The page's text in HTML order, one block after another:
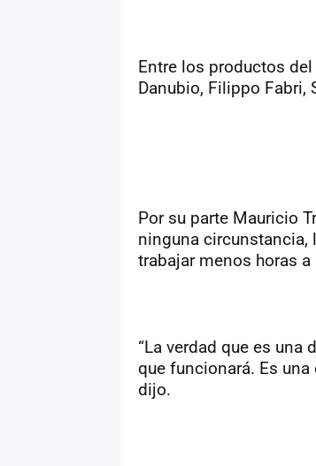
Entre los productos
Danubio, Filippo Fabri,
Por su parte Mauricio
ninguna circunstancia,
trabajar menos horas a
“La verdad que es
que funcionará. Es
dijo.